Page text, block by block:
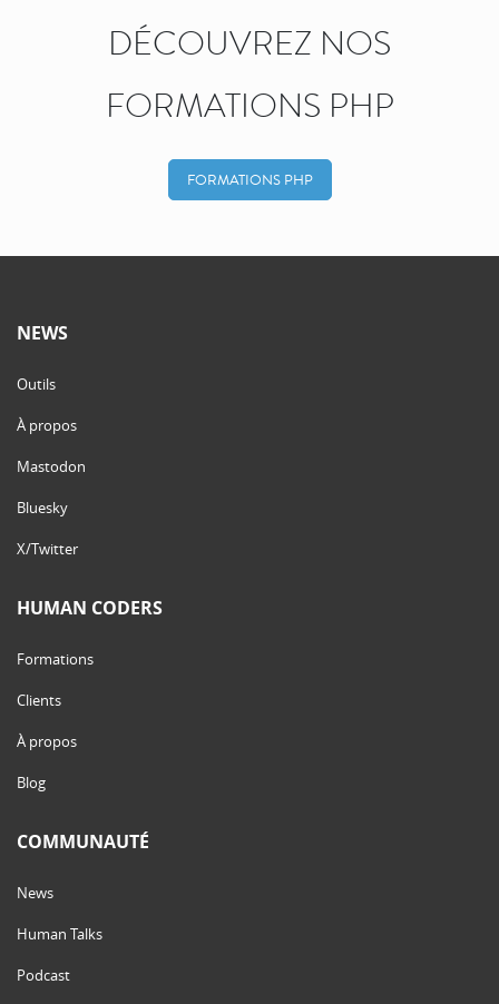
DÉCOUVREZ NOS
FORMATIONS PHP
FORMATIONS PHP
NEWS
Outils
À propos
Mastodon
Bluesky
X/Twitter
HUMAN CODERS
Formations
Clients
À propos
Blog
COMMUNAUTÉ
News
Human Talks
Podcast